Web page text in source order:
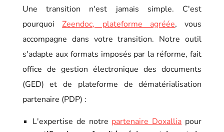
Une transition n'est jamais simple. C'est
pourquoiZeendoc, plateforme agréée, vous
accompagne dans votre transition. Notre outil
s'adapte aux formats imposés par la réforme, fait
office de gestion électronique des documents
(GED) et de plateforme de dématérialisation
partenaire (PDP) :
L'expertise de notre partenaire Doxallia pour